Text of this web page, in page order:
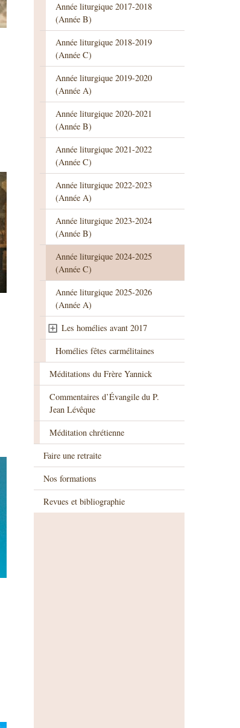
Année liturgique 2017-2018
(Année B)
Année liturgique 2018-2019
(Année C)
Année liturgique 2019-2020
(Année A)
Année liturgique 2020-2021
(Année B)
Année liturgique 2021-2022
(Année C)
Année liturgique 2022-2023
(Année A)
Année liturgique 2023-2024
(Année B)
Année liturgique 2024-2025
(Année C)
Année liturgique 2025-2026
(Année A)
Les homélies avant 2017
Homélies fêtes carmélitaines
Méditations du Frère Yannick
Commentaires d’Évangile du P.
Jean Lévêque
Méditation chrétienne
Faire une retraite
Nos formations
Revues et bibliographie